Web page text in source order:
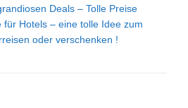
Deals – Tolle Preise
für Hotels – eine tolle Idee zum
oder verschenken !